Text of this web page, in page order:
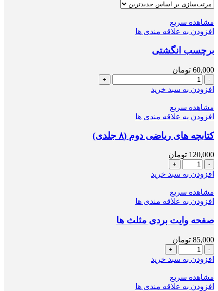
مشاهده سریع
افزودن به علاقه مندی ها
برچسب انگشتی
60,000 تومان
برچسب
انگشتی
افزودن به سبد خرید
مشاهده سریع
افزودن به علاقه مندی ها
کتابچه های ریاضی دوم (۸ جلدی)
120,000 تومان
کتابچه
های
دوم
(۸
عدد
افزودن به سبد خرید
مشاهده سریع
افزودن به علاقه مندی ها
صفحه وایت بردی مثلث ها
85,000 تومان
صفحه
وایت
مثلث
ها
افزودن به سبد خرید
مشاهده سریع
افزودن به علاقه مندی ها